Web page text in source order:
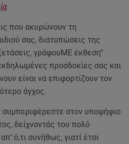
που ακυρώνουν τη
σας, διατυπώσεις της
γράφουΜΕ έκθεση”
εκδηλωμένες προσδοκίες σας και
είναι να επιφορτίζουν τον
άγχος.
στον υποψήφιο
δείχνοντάς του πολύ
ό,τι συνήθως, γιατί έτσι